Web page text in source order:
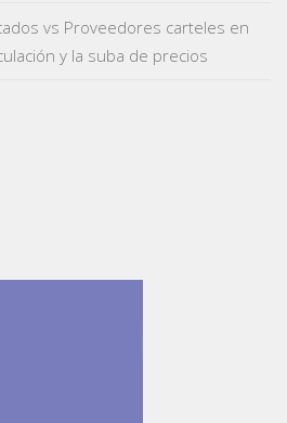
vs Proveedores carteles en
y la suba de precios